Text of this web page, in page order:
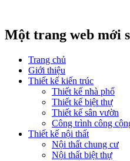
Một trang web mới
Trang chủ
Giới thiệu
Thiết kế kiến trúc
Thiết kế nhà phố
Thiết kế biệt thự
Thiết kế sân vườn
Công trình công
Thiết kế nội thất
Nội thất chung cư
Nội thất biệt thự